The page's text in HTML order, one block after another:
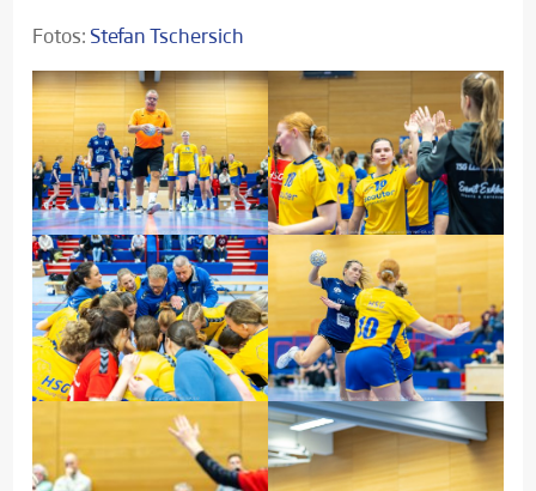
Fotos: Stefan Tschersich